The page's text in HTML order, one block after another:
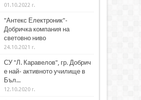
01.10.2022 г.
"Антекс Електроник"-
Добричка компания на
световно ниво
24.10.2021 г.
СУ "Л. Каравелов", гр. Добрич
е най- активното училище в
Бъл...
12.10.2020 г.